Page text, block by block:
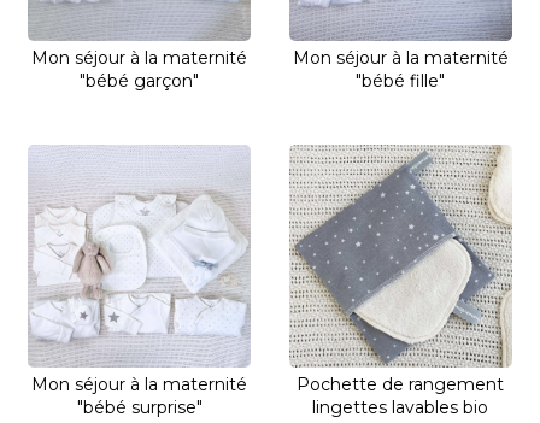
Mon séjour à la maternité
"bébé garçon"
Mon séjour à la maternité
"bébé fille"
Mon séjour à la maternité
"bébé surprise"
Pochette de rangement
lingettes lavables bio